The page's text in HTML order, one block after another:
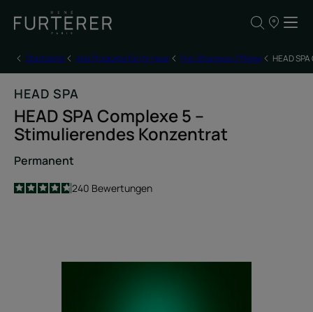
UNSERE
Startseite
Alle Produkte für Ihr Haar Pre-Shampoo-Pflege HEAD
HEAD SPA
HEAD SPA Complexe 5 –
Stimulierendes Konzentrat
Permanent
4.7
/5
240 Bewertungen